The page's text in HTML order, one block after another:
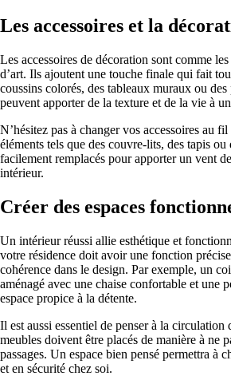
Les accessoires et la
Les accessoires de décoration sont comme
d’art. Ils ajoutent une touche finale qui fait
coussins colorés, des tableaux muraux ou
peuvent apporter de la texture et de la vie à
N’hésitez pas à changer vos accessoires au
éléments tels que des couvre-lits, des tapis
facilement remplacés pour apporter un vent
intérieur.
Créer des espaces
Un intérieur réussi allie esthétique et
votre résidence doit avoir une fonction
cohérence dans le design. Par exemple, un
aménagé avec une chaise confortable et une
espace propice à la détente.
Il est aussi essentiel de penser à la circulation
meubles doivent être placés de manière à ne
passages. Un espace bien pensé permettra à
et en sécurité chez soi.